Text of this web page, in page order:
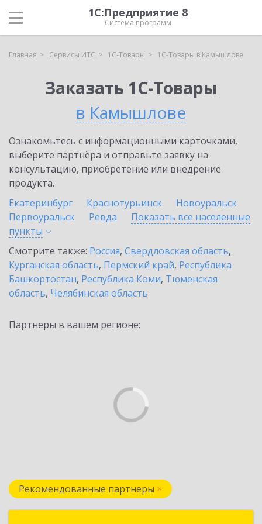
1С:Предприятие 8
Система программ
Главная Сервисы ИТС 1С-Товары 1С-Товары в Камышлове
Заказать 1С-Товары
в Камышлове
Ознакомьтесь с информационными карточками,
выберите партнёра и отправьте заявку на
консультацию, приобретение или внедрение
продукта.
Екатеринбург
Краснотурьинск
Новоуральск
Первоуральск
Ревда
Показать все населенные
пункты
Смотрите также: Россия, Свердловская область,
Курганская область, Пермский край, Республика
Башкортостан, Республика Коми, Тюменская
область, Челябинская область
Партнеры в вашем регионе:
Рекомендованные партнеры